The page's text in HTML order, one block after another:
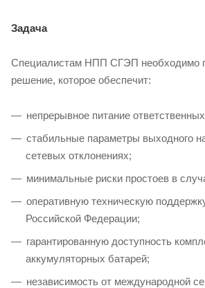
Задача
Специалистам НПП СГЭП необходимо
решение, которое обеспечит:
непрерывное питание
стабильные параметры выходного
сетевых отклонениях;
минимальные риски простоев в
оперативную техническую
Российской Федерации;
гарантированную доступность
аккумуляторных батарей;
независимость от международной